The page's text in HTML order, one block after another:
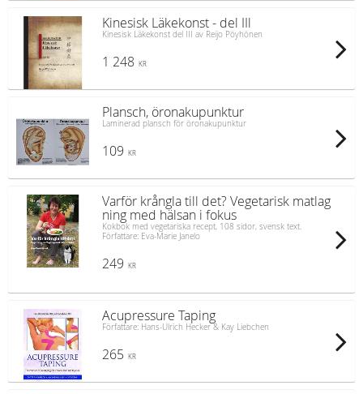
Kinesisk Läkekonst - del IIl
Kinesisk Läkekonst del III av Reijo Pöyhönen
1 248 KR
Plansch, öronakupunktur
Laminerad plansch för öronakupunktur
109 KR
Varför krångla till det? Vegetarisk matlag
ning med hälsan i fokus
Kokbok med vegetariska recept, 108 sidor, svensk text.
Författare: Eva-Marie Janelo
249 KR
Acupressure Taping
Författare: Hans-Ulrich Hecker & Kay Liebchen
265 KR